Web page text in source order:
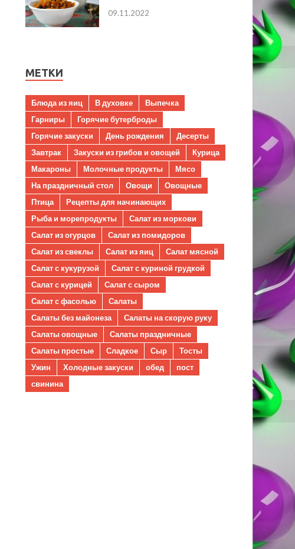
09.11.2022
МЕТКИ
Блюда из яиц В духовке
Выпечка
Гарниры
Горячие бутерброды
Горячие закуски
День рождения
Десерты
Завтрак
Закуски из грибов и овощей
Курица
Макароны
Молочные продукты
Мясо
На праздничный стол
Овощи
Овощные
Птица
Рецепты для начинающих
Рыба и морепродукты
Салат из моркови
Салат из огурцов
Салат из помидоров
Салат из свеклы
Салат из яиц
Салат мясной
Салат с кукурузой
Салат с куриной грудкой
Салат с курицей
Салат с сыром
Салат с фасолью
Салаты
Салаты без майонеза
Салаты на скорую руку
Салаты овощные
Салаты праздничные
Салаты простые
Сладкое Сыр
Тосты
Ужин
Холодные закуски обед
пост
свинина